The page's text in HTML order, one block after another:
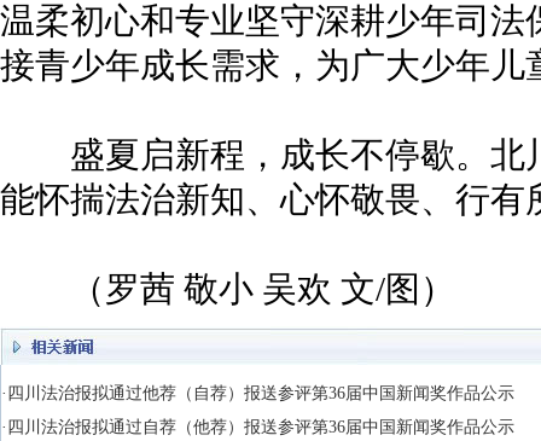
温柔初心和专业坚守深耕少年司
接青少年成长需求，为广大少年儿
盛夏启新程，成长不停歇。北
能怀揣法治新知、心怀敬畏、行
（罗茜 敬小 吴欢 文/图）
·四川法治报拟通过他荐（自荐）报送参评第36届中国新闻奖作品公示
·四川法治报拟通过自荐（他荐）报送参评第36届中国新闻奖作品公示